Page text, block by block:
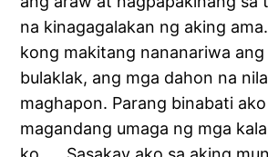
na kinagagalakan ng aking
kong makitang nananariwa
bulaklak, ang mga dahon na
maghapon. Parang binabati
magandang umaga ng mga